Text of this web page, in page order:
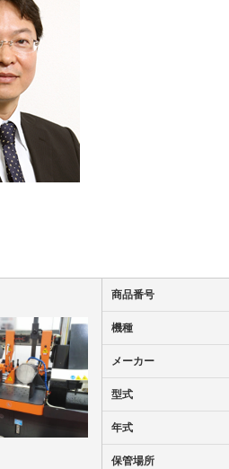
商品番号
機種
メーカー
型式
年式
保管場所